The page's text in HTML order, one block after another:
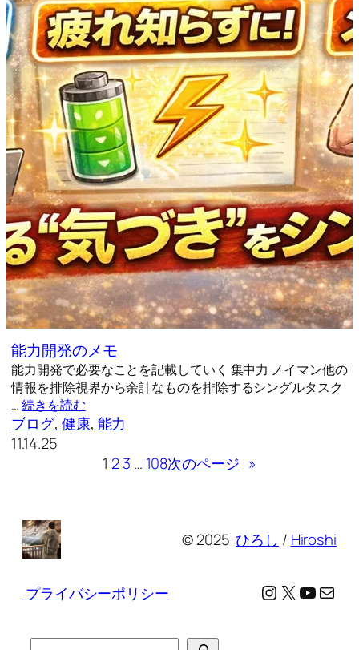
能力開発のメモ
能力開発で必要なことを記載していく 集中力 ノイマン他の
情報を排除視界から余計なものを排除するシングルタスク
…続きを読む
ブログ, 健康, 能力
11.14.25
1 23 … 108次のページ »
© 2025ひろし / Hiroshi
プライバシーポリシー Instagram
X メール